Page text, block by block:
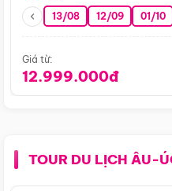
13/08 12/09 01/10
Giá từ:
12.999.000đ
TOUR DU LỊCH ÂU-